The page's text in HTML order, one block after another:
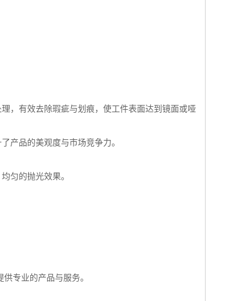
，有效去除瑕疵与划痕，使工件表面达到镜面或哑
产品的美观度与市场竞争力。
匀的抛光效果。
专业的产品与服务。